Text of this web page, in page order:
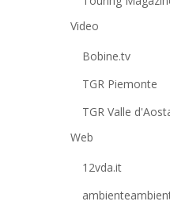
Video
Bobine.tv
TGR Piemonte
TGR Valle
Web
12vda.it